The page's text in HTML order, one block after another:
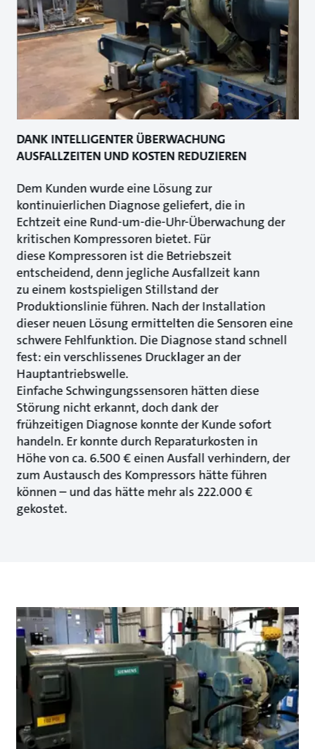
DANK INTELLIGENTER ÜBERWACHUNG
AUSFALLZEITEN UND KOSTEN REDUZIEREN
Dem Kunden wurde eine Lösung zur
kontinuierlichen Diagnose geliefert, die in
Echtzeit eine Rund-um-die-Uhr-Überwachung der
kritischen Kompressoren bietet. Für
diese Kompressoren ist die Betriebszeit
entscheidend, denn jegliche Ausfallzeit kann
zu einem kostspieligen Stillstand der
Produktionslinie führen. Nach der Installation
dieser neuen Lösung ermittelten die Sensoren eine
schwere Fehlfunktion. Die Diagnose stand schnell
fest: ein verschlissenes Drucklager an der
Hauptantriebswelle.
Einfache Schwingungssensoren hätten diese
Störung nicht erkannt, doch dank der
frühzeitigen Diagnose konnte der Kunde sofort
handeln. Er konnte durch Reparaturkosten in
Höhe von ca. 6.500 € einen Ausfall verhindern, der
zum Austausch des Kompressors hätte führen
können – und das hätte mehr als 222.000 €
gekostet.